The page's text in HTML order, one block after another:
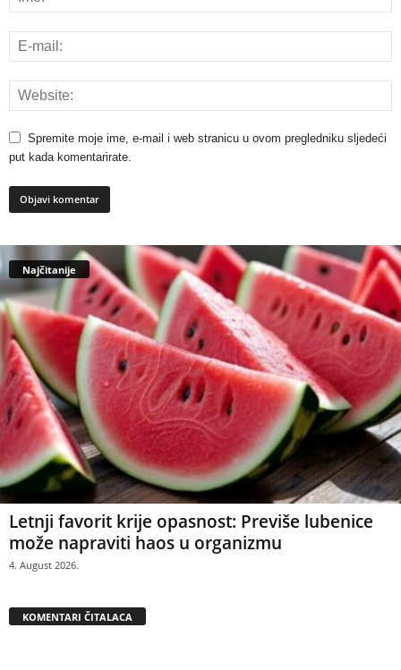
Spremite moje ime, e-mail i web stranicu u ovom pregledniku sljedeći
put kada komentarirate.
Najčitanije
Letnji favorit krije opasnost: Previše lubenice
može napraviti haos u organizmu
4. August 2026.
KOMENTARI ČITALACA